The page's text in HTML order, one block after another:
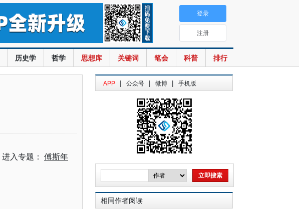
历史学 哲学 思想库 关键词 笔会 科普 排行
登录
注册
进入专题： 傅斯年
APP | 公众号 | 微博 | 手机版
相同作者阅读